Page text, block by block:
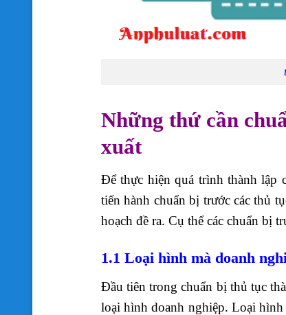
Những thứ cần
xuất
Để thực hiện quá trình thành lập
tiến hành chuẩn bị trước các thủ
hoạch đề ra. Cụ thể các chuẩn bị
1.1 Loại hình mà doanh
Đầu tiên trong chuẩn bị thủ tục
loại hình doanh nghiệp. Loại